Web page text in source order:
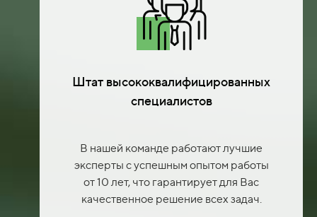
Штат высококвалифицированных
специалистов
В нашей команде работают лучшие
эксперты с успешным опытом работы
от 10 лет, что гарантирует для Вас
качественное решение всех задач.